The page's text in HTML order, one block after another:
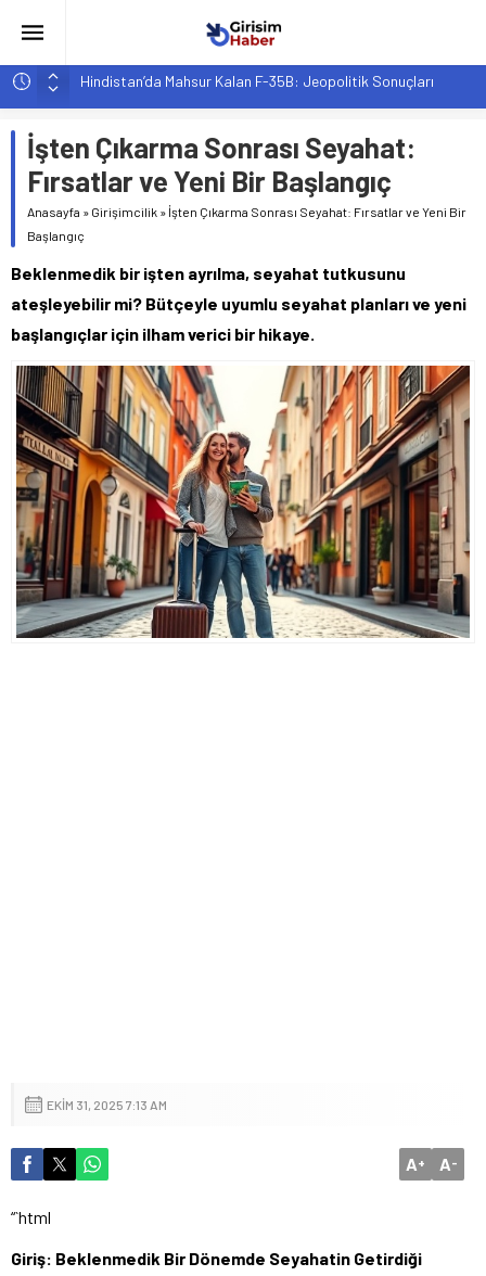
Hindistan’da Mahsur Kalan F-35B: Jeopolitik Sonuçları
Girişimcilik ve Yaşam Tarzı: Şehir Değişiminin Nedenleri ve
Etkileri
YZ ile Tüketici Girişimciliği: Yeni Sosyal Bağlantılar
Girişimciler İçin MYK Belgeli Personel İstihdamı Neden Artık
İşten Çıkarma Sonrası Seyahat:
Fırsatlar ve Yeni Bir Başlangıç
Anasayfa » Girişimcilik » İşten Çıkarma Sonrası Seyahat: Fırsatlar ve Yeni Bir
Başlangıç
Beklenmedik bir işten ayrılma, seyahat tutkusunu
ateşleyebilir mi? Bütçeyle uyumlu seyahat planları ve yeni
başlangıçlar için ilham verici bir hikaye.
EKIM 31, 2025 7:13 AM
A+ A-
“`html
Giriş: Beklenmedik Bir Dönemde Seyahatin Getirdiği